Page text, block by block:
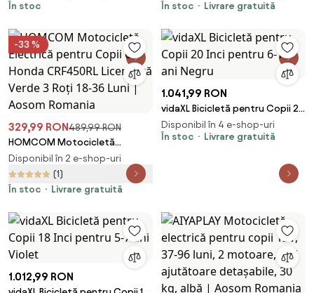
copii QUIDO, de la 3 ani, roz
În stoc
Inci pentru 5-7 ani Albastru
În stoc Livrare gratuită
-33 %
329,99 RON489,99 RON
HOMCOM Motocicletă
Electrică pentru Copii 6V
Honda CRF450RL Licențiată
Verde 3 Roți 18-36 Luni | Aosom
Disponibil în 2 e-shop-uri
(1)
În stoc
Livrare gratuită
1.041,99 RON
vidaXL Bicicletă pentru Copii 20
Inci pentru 6-11 ani Negru
Disponibil în 4 e-shop-uri
În stoc
Livrare gratuită
1.012,99 RON